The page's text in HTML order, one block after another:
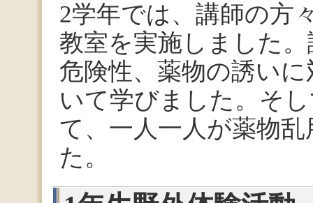
2学年では、講師の方
教室を実施しました
危険性、薬物の誘い
いて学びました。そ
て、一人一人が薬物
た。